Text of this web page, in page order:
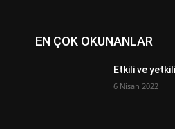
EN ÇOK OKUNANLAR
Etkili ve
6 Nisan 2022